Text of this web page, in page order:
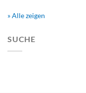
» Alle zeigen
SUCHE